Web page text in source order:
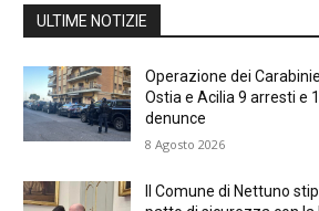
ULTIME NOTIZIE
Operazione dei
Ostia e Acilia 9 arresti e
denunce
8 Agosto 2026
Il Comune di Nettuno